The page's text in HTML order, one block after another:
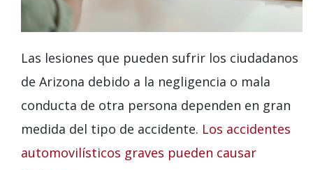
Las lesiones que pueden sufrir los ciudadanos
de Arizona debido a la negligencia o mala
conducta de otra persona dependen en gran
medida del tipo de accidente. Los accidentes
automovilísticos graves pueden causar